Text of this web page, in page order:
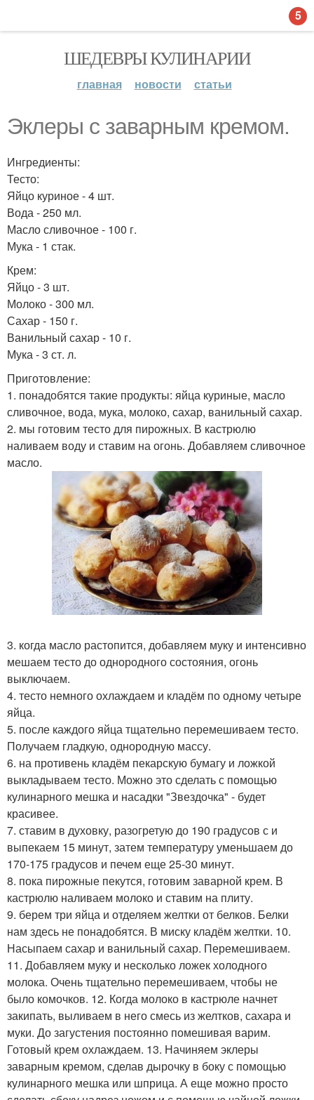
ШЕДЕВРЫ КУЛИНАРИИ
главная новости статьи
Эклеры с заварным кремом.
Ингредиенты:
Тесто:
Яйцо куриное - 4 шт.
Вода - 250 мл.
Масло сливочное - 100 г.
Мука - 1 стак.
Крем:
Яйцо - 3 шт.
Молоко - 300 мл.
Сахар - 150 г.
Ванильный сахар - 10 г.
Мука - 3 ст. л.
Приготовление:
1. понадобятся такие продукты: яйца куриные, масло
сливочное, вода, мука, молоко, сахар, ванильный сахар.
2. мы готовим тесто для пирожных. В кастрюлю
наливаем воду и ставим на огонь. Добавляем сливочное
масло.
3. когда масло растопится, добавляем муку и интенсивно
мешаем тесто до однородного состояния, огонь
выключаем.
4. тесто немного охлаждаем и кладём по одному четыре
яйца.
5. после каждого яйца тщательно перемешиваем тесто.
Получаем гладкую, однородную массу.
6. на противень кладём пекарскую бумагу и ложкой
выкладываем тесто. Можно это сделать с помощью
кулинарного мешка и насадки "Звездочка" - будет
красивее.
7. ставим в духовку, разогретую до 190 градусов с и
выпекаем 15 минут, затем температуру уменьшаем до
170-175 градусов и печем еще 25-30 минут.
8. пока пирожные пекутся, готовим заварной крем. В
кастрюлю наливаем молоко и ставим на плиту.
9. берем три яйца и отделяем желтки от белков. Белки
нам здесь не понадобятся. В миску кладём желтки. 10.
Насыпаем сахар и ванильный сахар. Перемешиваем.
11. Добавляем муку и несколько ложек холодного
молока. Очень тщательно перемешиваем, чтобы не
было комочков. 12. Когда молоко в кастрюле начнет
закипать, выливаем в него смесь из желтков, сахара и
муки. До загустения постоянно помешивая варим.
Готовый крем охлаждаем. 13. Начиняем эклеры
заварным кремом, сделав дырочку в боку с помощью
кулинарного мешка или шприца. А еще можно просто
5